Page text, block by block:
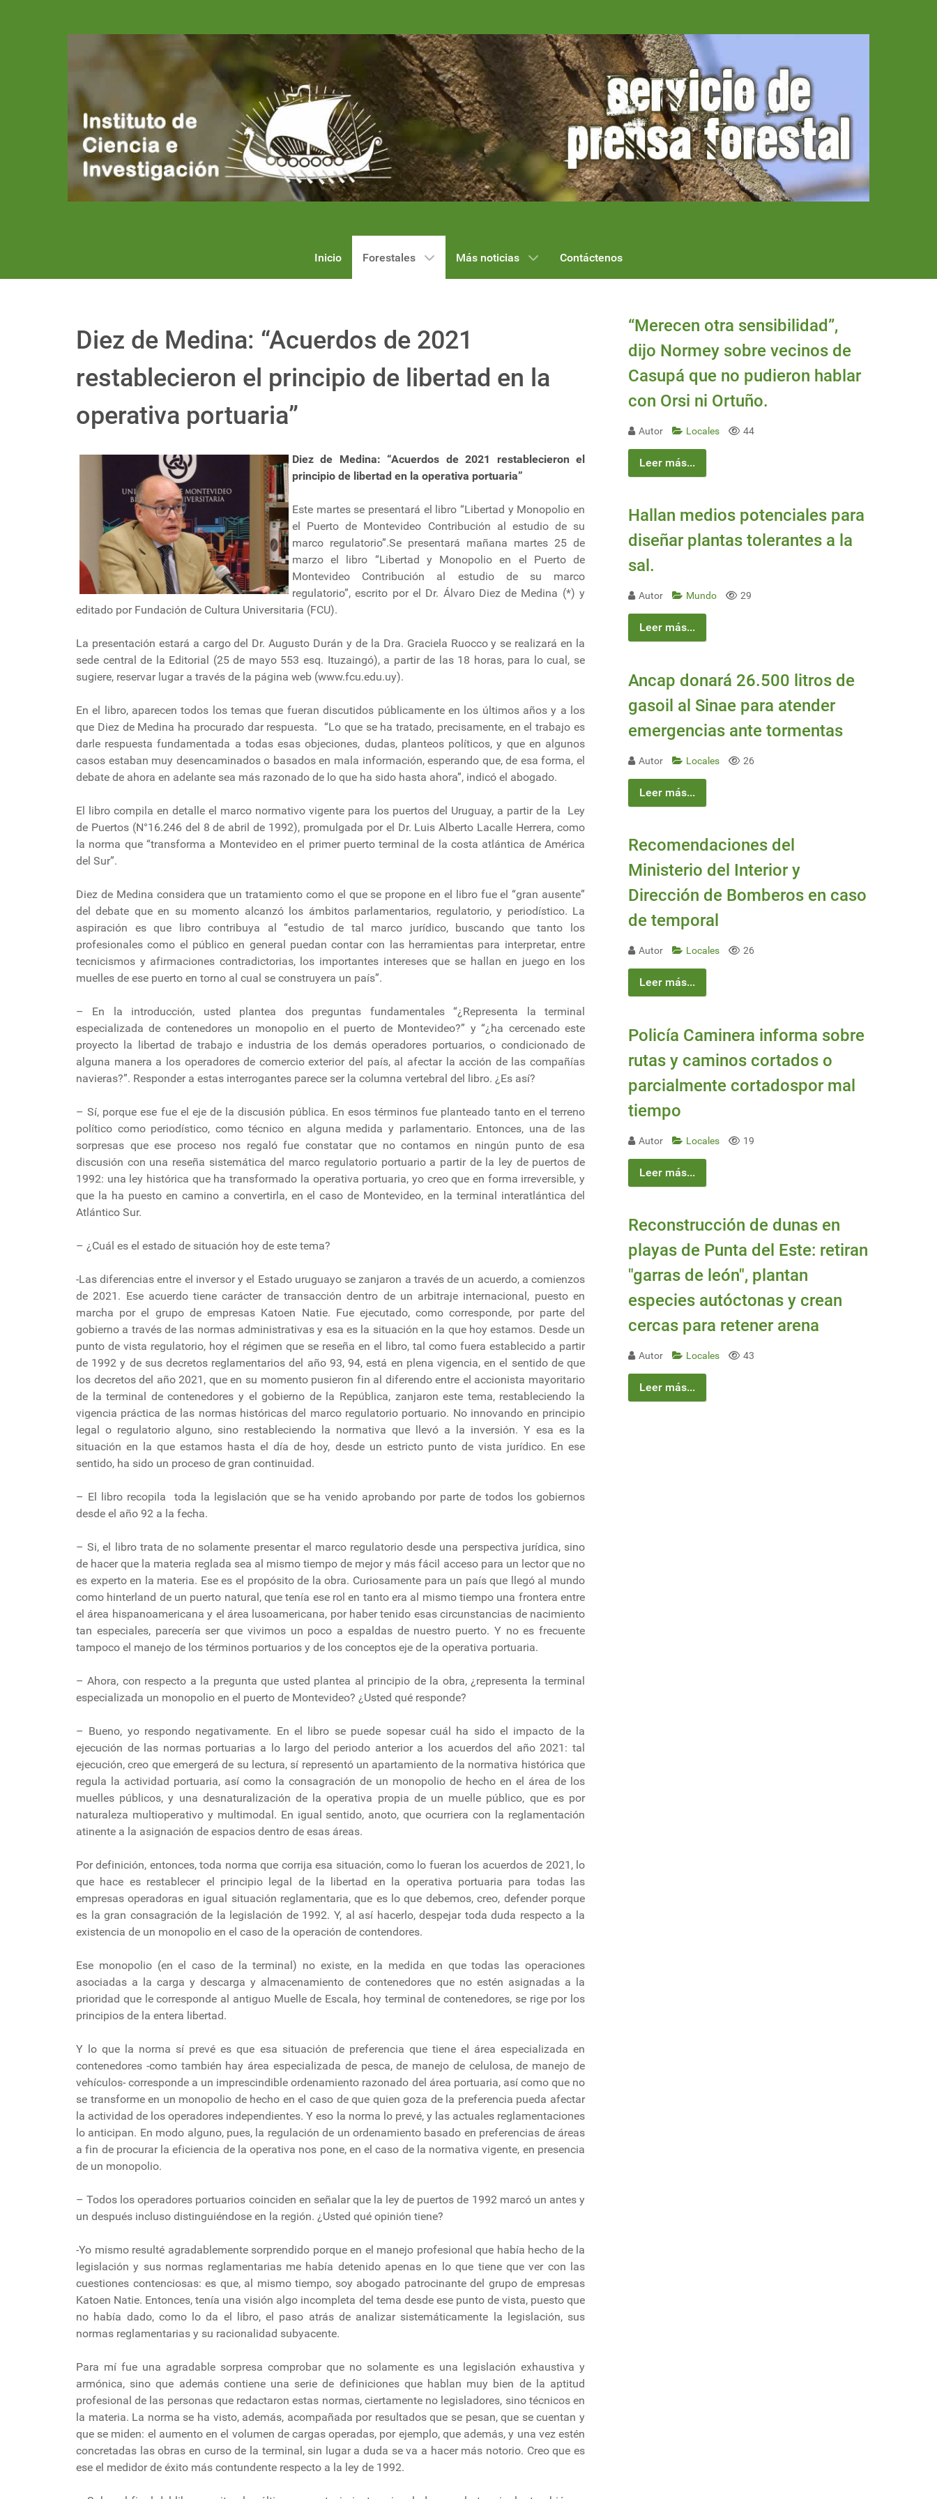
Inicio Forestales Más noticias Contáctenos
Diez de Medina: “Acuerdos de 2021
restablecieron el principio de libertad en la
operativa portuaria”
Diez de Medina: “Acuerdos de 2021 restablecieron el
principio de libertad en la operativa portuaria”
Este martes se presentará el libro “Libertad y Monopolio en
el Puerto de Montevideo Contribución al estudio de su
marco regulatorio”.Se presentará mañana martes 25 de
marzo el libro “Libertad y Monopolio en el Puerto de
Montevideo Contribución al estudio de su marco
regulatorio”, escrito por el Dr. Álvaro Diez de Medina (*) y
editado por Fundación de Cultura Universitaria (FCU).
La presentación estará a cargo del Dr. Augusto Durán y de la Dra. Graciela Ruocco y se realizará en la
sede central de la Editorial (25 de mayo 553 esq. Ituzaingó), a partir de las 18 horas, para lo cual, se
sugiere, reservar lugar a través de la página web (www.fcu.edu.uy).
En el libro, aparecen todos los temas que fueran discutidos públicamente en los últimos años y a los
que Diez de Medina ha procurado dar respuesta. “Lo que se ha tratado, precisamente, en el trabajo es
darle respuesta fundamentada a todas esas objeciones, dudas, planteos políticos, y que en algunos
casos estaban muy desencaminados o basados en mala información, esperando que, de esa forma, el
debate de ahora en adelante sea más razonado de lo que ha sido hasta ahora”, indicó el abogado.
El libro compila en detalle el marco normativo vigente para los puertos del Uruguay, a partir de la Ley
de Puertos (N°16.246 del 8 de abril de 1992), promulgada por el Dr. Luis Alberto Lacalle Herrera, como
la norma que “transforma a Montevideo en el primer puerto terminal de la costa atlántica de América
del Sur”.
Diez de Medina considera que un tratamiento como el que se propone en el libro fue el “gran ausente”
del debate que en su momento alcanzó los ámbitos parlamentarios, regulatorio, y periodístico. La
aspiración es que libro contribuya al “estudio de tal marco jurídico, buscando que tanto los
profesionales como el público en general puedan contar con las herramientas para interpretar, entre
tecnicismos y afirmaciones contradictorias, los importantes intereses que se hallan en juego en los
muelles de ese puerto en torno al cual se construyera un país”.
– En la introducción, usted plantea dos preguntas fundamentales “¿Representa la terminal
especializada de contenedores un monopolio en el puerto de Montevideo?” y “¿ha cercenado este
proyecto la libertad de trabajo e industria de los demás operadores portuarios, o condicionado de
alguna manera a los operadores de comercio exterior del país, al afectar la acción de las compañías
navieras?”. Responder a estas interrogantes parece ser la columna vertebral del libro. ¿Es así?
– Sí, porque ese fue el eje de la discusión pública. En esos términos fue planteado tanto en el terreno
político como periodístico, como técnico en alguna medida y parlamentario. Entonces, una de las
sorpresas que ese proceso nos regaló fue constatar que no contamos en ningún punto de esa
discusión con una reseña sistemática del marco regulatorio portuario a partir de la ley de puertos de
1992: una ley histórica que ha transformado la operativa portuaria, yo creo que en forma irreversible, y
que la ha puesto en camino a convertirla, en el caso de Montevideo, en la terminal interatlántica del
Atlántico Sur.
– ¿Cuál es el estado de situación hoy de este tema?
-Las diferencias entre el inversor y el Estado uruguayo se zanjaron a través de un acuerdo, a comienzos
de 2021. Ese acuerdo tiene carácter de transacción dentro de un arbitraje internacional, puesto en
marcha por el grupo de empresas Katoen Natie. Fue ejecutado, como corresponde, por parte del
gobierno a través de las normas administrativas y esa es la situación en la que hoy estamos. Desde un
punto de vista regulatorio, hoy el régimen que se reseña en el libro, tal como fuera establecido a partir
de 1992 y de sus decretos reglamentarios del año 93, 94, está en plena vigencia, en el sentido de que
los decretos del año 2021, que en su momento pusieron fin al diferendo entre el accionista mayoritario
de la terminal de contenedores y el gobierno de la República, zanjaron este tema, restableciendo la
vigencia práctica de las normas históricas del marco regulatorio portuario. No innovando en principio
legal o regulatorio alguno, sino restableciendo la normativa que llevó a la inversión. Y esa es la
situación en la que estamos hasta el día de hoy, desde un estricto punto de vista jurídico. En ese
sentido, ha sido un proceso de gran continuidad.
– El libro recopila toda la legislación que se ha venido aprobando por parte de todos los gobiernos
desde el año 92 a la fecha.
– Si, el libro trata de no solamente presentar el marco regulatorio desde una perspectiva jurídica, sino
de hacer que la materia reglada sea al mismo tiempo de mejor y más fácil acceso para un lector que no
es experto en la materia. Ese es el propósito de la obra. Curiosamente para un país que llegó al mundo
como hinterland de un puerto natural, que tenía ese rol en tanto era al mismo tiempo una frontera entre
el área hispanoamericana y el área lusoamericana, por haber tenido esas circunstancias de nacimiento
tan especiales, parecería ser que vivimos un poco a espaldas de nuestro puerto. Y no es frecuente
tampoco el manejo de los términos portuarios y de los conceptos eje de la operativa portuaria.
– Ahora, con respecto a la pregunta que usted plantea al principio de la obra, ¿representa la terminal
especializada un monopolio en el puerto de Montevideo? ¿Usted qué responde?
– Bueno, yo respondo negativamente. En el libro se puede sopesar cuál ha sido el impacto de la
ejecución de las normas portuarias a lo largo del periodo anterior a los acuerdos del año 2021: tal
ejecución, creo que emergerá de su lectura, sí representó un apartamiento de la normativa histórica que
regula la actividad portuaria, así como la consagración de un monopolio de hecho en el área de los
muelles públicos, y una desnaturalización de la operativa propia de un muelle público, que es por
naturaleza multioperativo y multimodal. En igual sentido, anoto, que ocurriera con la reglamentación
atinente a la asignación de espacios dentro de esas áreas.
Por definición, entonces, toda norma que corrija esa situación, como lo fueran los acuerdos de 2021, lo
que hace es restablecer el principio legal de la libertad en la operativa portuaria para todas las
empresas operadoras en igual situación reglamentaria, que es lo que debemos, creo, defender porque
es la gran consagración de la legislación de 1992. Y, al así hacerlo, despejar toda duda respecto a la
existencia de un monopolio en el caso de la operación de contendores.
Ese monopolio (en el caso de la terminal) no existe, en la medida en que todas las operaciones
asociadas a la carga y descarga y almacenamiento de contenedores que no estén asignadas a la
prioridad que le corresponde al antiguo Muelle de Escala, hoy terminal de contenedores, se rige por los
principios de la entera libertad.
Y lo que la norma sí prevé es que esa situación de preferencia que tiene el área especializada en
contenedores -como también hay área especializada de pesca, de manejo de celulosa, de manejo de
vehículos- corresponde a un imprescindible ordenamiento razonado del área portuaria, así como que no
se transforme en un monopolio de hecho en el caso de que quien goza de la preferencia pueda afectar
la actividad de los operadores independientes. Y eso la norma lo prevé, y las actuales reglamentaciones
lo anticipan. En modo alguno, pues, la regulación de un ordenamiento basado en preferencias de áreas
a fin de procurar la eficiencia de la operativa nos pone, en el caso de la normativa vigente, en presencia
de un monopolio.
– Todos los operadores portuarios coinciden en señalar que la ley de puertos de 1992 marcó un antes y
un después incluso distinguiéndose en la región. ¿Usted qué opinión tiene?
-Yo mismo resulté agradablemente sorprendido porque en el manejo profesional que había hecho de la
legislación y sus normas reglamentarias me había detenido apenas en lo que tiene que ver con las
cuestiones contenciosas: es que, al mismo tiempo, soy abogado patrocinante del grupo de empresas
Katoen Natie. Entonces, tenía una visión algo incompleta del tema desde ese punto de vista, puesto que
no había dado, como lo da el libro, el paso atrás de analizar sistemáticamente la legislación, sus
normas reglamentarias y su racionalidad subyacente.
Para mí fue una agradable sorpresa comprobar que no solamente es una legislación exhaustiva y
armónica, sino que además contiene una serie de definiciones que hablan muy bien de la aptitud
profesional de las personas que redactaron estas normas, ciertamente no legisladores, sino técnicos en
la materia. La norma se ha visto, además, acompañada por resultados que se pesan, que se cuentan y
que se miden: el aumento en el volumen de cargas operadas, por ejemplo, que además, y una vez estén
concretadas las obras en curso de la terminal, sin lugar a duda se va a hacer más notorio. Creo que es
ese el medidor de éxito más contundente respecto a la ley de 1992.
“Merecen otra sensibilidad”,
dijo Normey sobre vecinos de
Casupá que no pudieron hablar
con Orsi ni Ortuño.
Autor Locales 44
Leer más...
Hallan medios potenciales para
diseñar plantas tolerantes a la
sal.
Autor Mundo 29
Leer más...
Ancap donará 26.500 litros de
gasoil al Sinae para atender
emergencias ante tormentas
Autor Locales 26
Leer más...
Recomendaciones del
Ministerio del Interior y
Dirección de Bomberos en caso
de temporal
Autor Locales 26
Leer más...
Policía Caminera informa sobre
rutas y caminos cortados o
parcialmente cortadospor mal
tiempo
Autor Locales 19
Leer más...
Reconstrucción de dunas en
playas de Punta del Este: retiran
"garras de león", plantan
especies autóctonas y crean
cercas para retener arena
Autor Locales 43
Leer más...